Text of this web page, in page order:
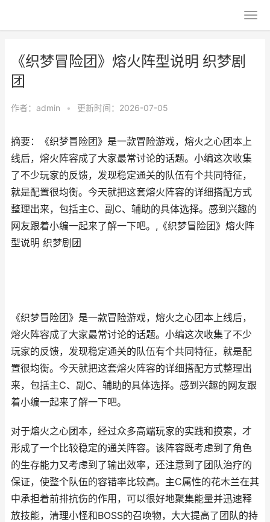
《织梦冒险团》熔火阵型说明 织梦剧
团
作者： admin • 更新时间：2026-07-05
摘要：《织梦冒险团》是一款冒险游戏，熔火之心团本上
线后，熔火阵容成了大家最常讨论的话题。小编这次收集
了不少玩家的反馈，发现稳定通关的队伍有个共同特征，
就是配置很均衡。今天就把这套熔火阵容的详细搭配方式
整理出来，包括主C、副C、辅助的具体选择。感到兴趣的
网友跟着小编一起来了解一下吧。,《织梦冒险团》熔火阵
型说明 织梦剧团
《织梦冒险团》是一款冒险游戏，熔火之心团本上线后，
熔火阵容成了大家最常讨论的话题。小编这次收集了不少
玩家的反馈，发现稳定通关的队伍有个共同特征，就是配
置很均衡。今天就把这套熔火阵容的详细搭配方式整理出
来，包括主C、副C、辅助的具体选择。感到兴趣的网友跟
着小编一起来了解一下吧。
对于熔火之心团本，经过众多高端玩家的实践和摸索，才
形成了一个比较稳定的通关阵容。该阵容既考虑到了角色
的生存能力又考虑到了输出效率，还注意到了团队治疗的
保证，使整个队伍的容错率比较高。主C属性的花木兰在其
中承担着前排抗伤的作用，可以很好地聚集能量并迅速释
放技能，清理小怪和BOSS的召唤物，大大提高了团队的持